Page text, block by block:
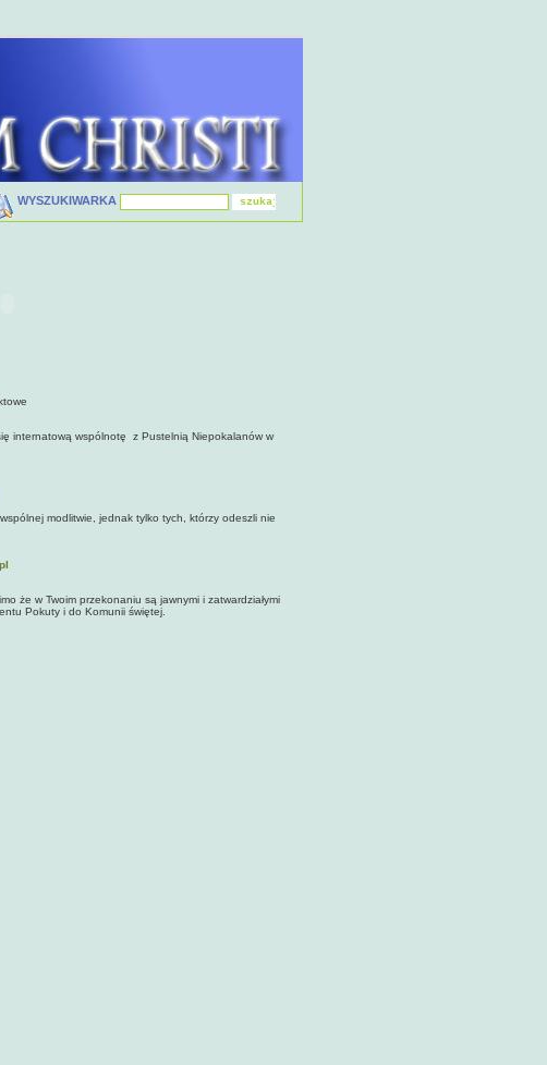
WYSZUKIWARKA
internatową wspólnotę z Pustelnią Niepokalanów w
modlitwie, jednak tylko tych, którzy odeszli nie
że w Twoim przekonaniu są jawnymi i zatwardziałymi
Pokuty i do Komunii świętej.